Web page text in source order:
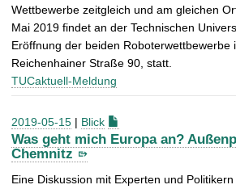
Wettbewerbe zeitgleich und am gleichen
Mai 2019 findet an der Technischen
Eröffnung der beiden Roboterwettbewerbe
Reichenhainer Straße 90, statt.
TUCaktuell-Meldung
2019-05-15 | Blick
Was geht mich Europa an?
Chemnitz
Eine Diskussion mit Experten und